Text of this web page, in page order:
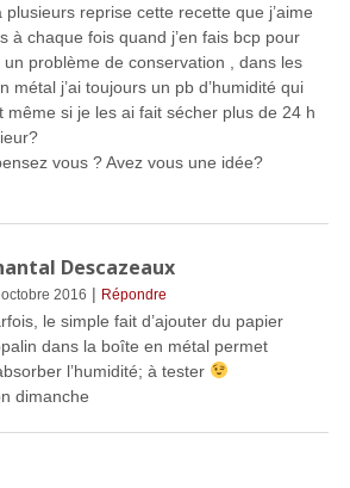
plusieurs reprise cette recette que j’aime
à chaque fois quand j’en fais bcp pour
un problème de conservation , dans les
métal j’ai toujours un pb d’humidité qui
même si je les ai fait sécher plus de 24 h
vous ? Avez vous une idée?
Descazeaux
2016 | Répondre
le simple fait d’ajouter du papier
dans la boîte en métal permet
l’humidité; à tester
dimanche